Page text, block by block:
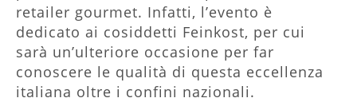
retailer gourmet. Infatti, l’evento è
dedicato ai cosiddetti Feinkost, per cui
sarà un’ulteriore occasione per far
conoscere le qualità di questa eccellenza
italiana oltre i confini nazionali.